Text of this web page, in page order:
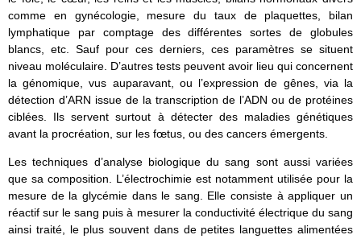
comme en gynécologie, mesure du taux de plaquettes, bilan
lymphatique par comptage des différentes sortes de globules
blancs, etc. Sauf pour ces derniers, ces paramètres se situent
niveau moléculaire. D’autres tests peuvent avoir lieu qui concernent
la génomique, vus auparavant, ou l’expression de gênes, via la
détection d’ARN issue de la transcription de l’ADN ou de protéines
ciblées. Ils servent surtout à détecter des maladies génétiques
avant la procréation, sur les fœtus, ou des cancers émergents.
Les techniques d’analyse biologique du sang sont aussi variées
que sa composition. L’électrochimie est notamment utilisée pour la
mesure de la glycémie dans le sang. Elle consiste à appliquer un
réactif sur le sang puis à mesurer la conductivité électrique du sang
ainsi traité, le plus souvent dans de petites languettes alimentées